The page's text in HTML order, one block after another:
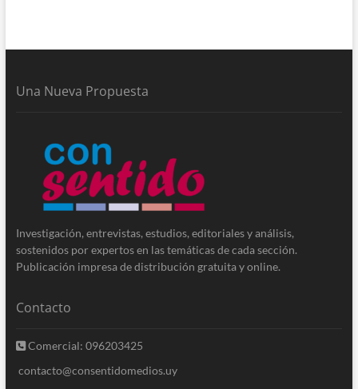
Una Nueva Propuesta
Investigación, entrevistas, estudios, editoriales y análisis,
sostenidos por expertos en las temáticas de cada sección.
Publicación impresa de distribución gratuita y online.
Contacto
Comercial: 096203425
contacto@consentidomedios.uy